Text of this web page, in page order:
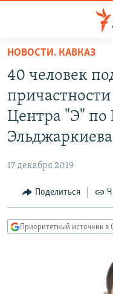
упрощенного
доступа
основному
содержанию
навигации
Вернутся
АВТОРСКИЕ
ЦИТАТЫ СВОБОДЫ
КУЛЬТУРА
IDEL.РЕАЛИИ
КАВКАЗ.РЕАЛИИ
РАСПИСАНИЕ
НОВОСТИ. КАВКАЗ
40 человек
Центра "Э"
Эльджаркиева
17 декабря 2019
Поделиться
Приоритетный источник в